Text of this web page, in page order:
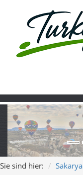
Sie sind hier: Sakarya